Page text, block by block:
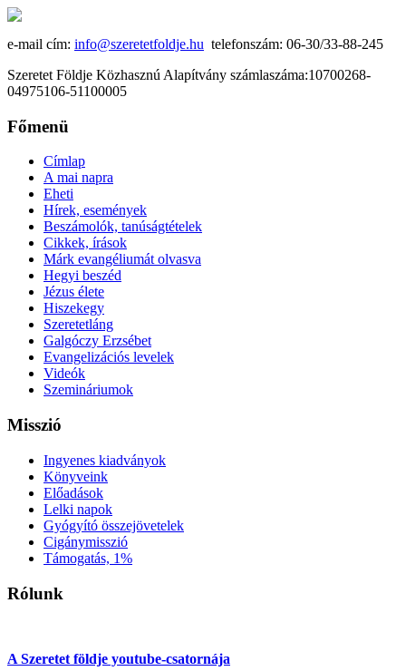
e-mail cím: info@szeretetfoldje.hu telefonszám: 06-30/33-88-245
Szeretet Földje Közhasznú Alapítvány számlaszáma:10700268-
04975106-51100005
Főmenü
Címlap
A mai napra
Eheti
Hírek, események
Beszámolók, tanúságtételek
Cikkek, írások
Márk evangéliumát olvasva
Hegyi beszéd
Jézus élete
Hiszekegy
Szeretetláng
Galgóczy Erzsébet
Evangelizációs levelek
Videók
Szemináriumok
Misszió
Ingyenes kiadványok
Könyveink
Előadások
Lelki napok
Gyógyító összejövetelek
Cigánymisszió
Támogatás, 1%
Rólunk
A Szeretet földje youtube-csatornája